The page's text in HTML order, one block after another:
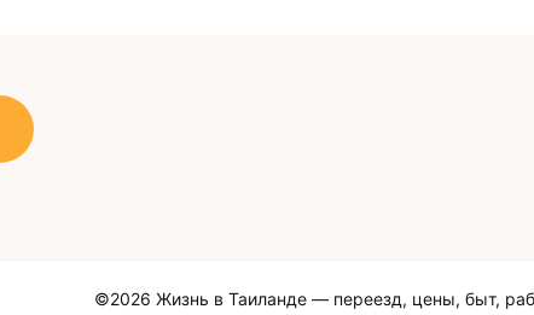
©2026 Жизнь в Таиланде — переезд, цены, быт,